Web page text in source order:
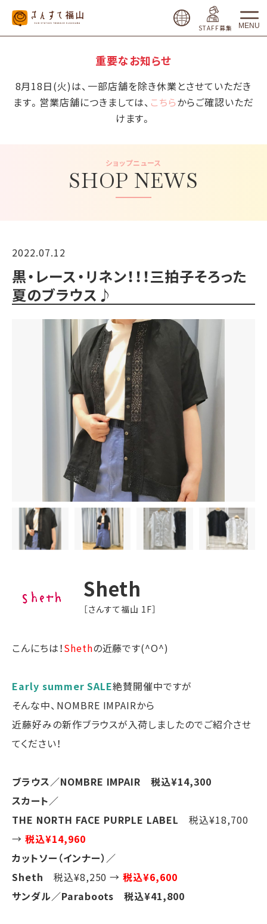
STAFF募集 MENU
重要なお知らせ
8月18日(火)は、一部店舗を除き休業とさせていただき
ます。営業店舗につきましては、 こちらからご確認いただ
けます。
SHOP NEWS
ショップニュース
2022.07.12
黒・レース・リネン！！！三拍子そろった
夏のブラウス♪
Sheth
［さんすて福山 1F］
こんにちは！Shethの近藤です(^O^)
Early summer SALE絶賛開催中ですが
そんな中、NOMBRE IMPAIRから
近藤好みの新作ブラウスが入荷しましたのでご紹介させ
てください！
ブラウス／NOMBRE IMPAIR 税込¥14,300
スカート／
THE NORTH FACE PURPLE LABEL 税込¥18,700
→ 税込¥14,960
カットソー（インナー）／
Sheth 税込¥8,250 →税込¥6,600
サンダル／Paraboots 税込¥41,800